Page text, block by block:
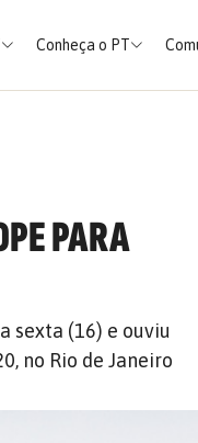
Conheça o PT
PARA
sexta (16) e ouviu
no Rio de Janeiro